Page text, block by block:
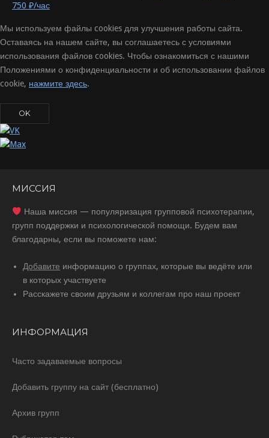
750 ₽/час
Мы используем файлы cookies для улучшения работы сайта.
Оставаясь на нашем сайте, вы соглашаетесь с условиями
использования файлов cookies. Чтобы ознакомиться с нашими
Положениями о конфиденциальности и об использовании файлов
cookie, нажмите здесь.
OK
МИССИЯ
Наша миссия — популяризация групповой психотерапии,
групп поддержки и психологической помощи. Будем вам
благодарны, если вы поможете нам:
Добавите информацию о группах, которые вы ведёте или
в которых участвуете
Расскажете своим друзьям и коллегам про наш проект
ИНФОРМАЦИЯ
Часто задаваемые вопросы
Добавить группу на сайт (бесплатно)
Архив групп